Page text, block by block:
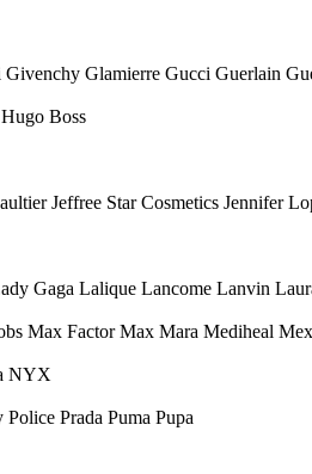
Glamierre Gucci Guerlain
Boss
Jeffree Star Cosmetics Jennifer
Gaga Lalique Lancome Lanvin
Max Factor Max Mara Mediheal
NYX
Prada Puma Pupa